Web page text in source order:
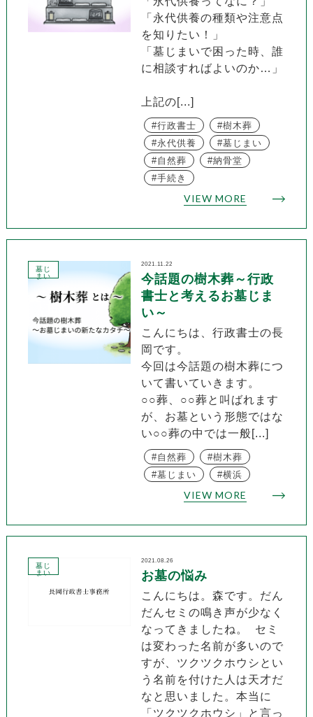
「永代供養の種類や注意点
を知りたい！」
「墓じまいで困った時、誰
に相談すればよいのか…」
上記の[...]
行政書士
樹木葬
永代供養
墓じまい
自然葬
納骨堂
手続き
VIEW MORE
墓じ
まい
2021.11.22
今話題の樹木葬～行政
書士と考えるお墓じま
い～
こんにちは、行政書士の長
岡です。
今回は今話題の樹木葬につ
いて書いていきます。
○○葬、○○葬と叫ばれます
が、お墓という形態ではな
い○○葬の中では一般[...]
自然葬
樹木葬
墓じまい
横浜
VIEW MORE
墓じ
まい
2021.08.26
お墓の悩み
こんにちは。森です。だん
だんセミの鳴き声が少なく
なってきましたね。 セミ
は変わった名前が多いので
すが、ツクツクホウシとい
う名前を付けた人は天才だ
なと思いました。本当に
「ツクツクホウシ」と言っ